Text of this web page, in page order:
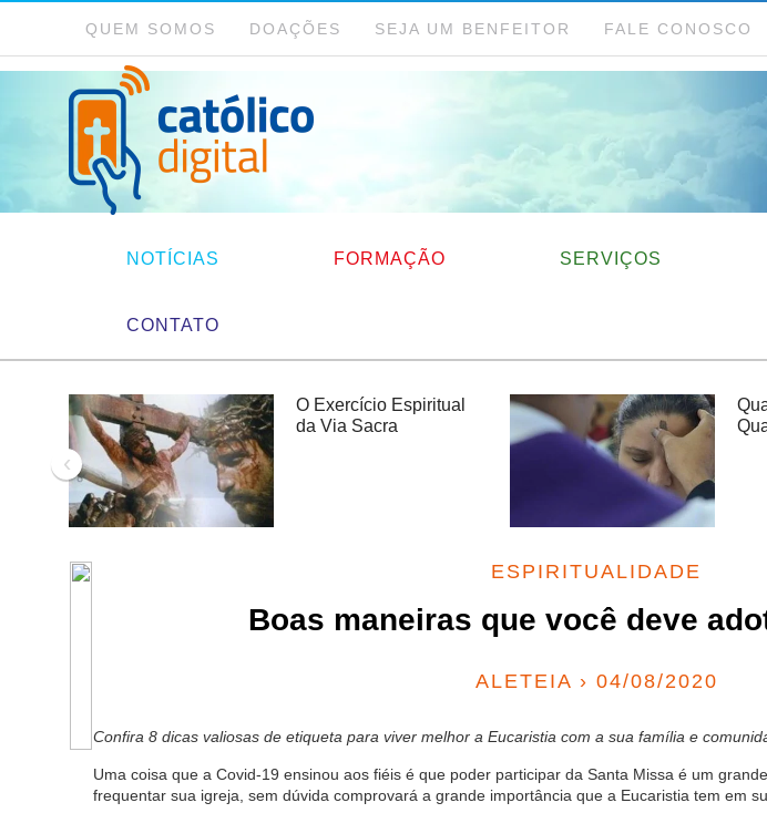
QUEM SOMOS DOAÇÕES SEJA UM BENFEITOR FALE CONOSCO
NOTÍCIAS FORMAÇÃO SERVIÇOS
CONTATO
O Exercício Espiritual
da Via Sacra
‹
ESPIRITUALIDADE
Boas maneiras que você deve
ALETEIA › 04/08/2020
Confira 8 dicas valiosas de etiqueta para viver melhor a Eucaristia com a sua família e
Uma coisa que a Covid-19 ensinou aos fiéis é que poder participar da Santa Missa é um
frequentar sua igreja, sem dúvida comprovará a grande importância que a Eucaristia tem em